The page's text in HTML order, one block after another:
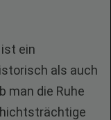
ein
als auch
man die Ruhe